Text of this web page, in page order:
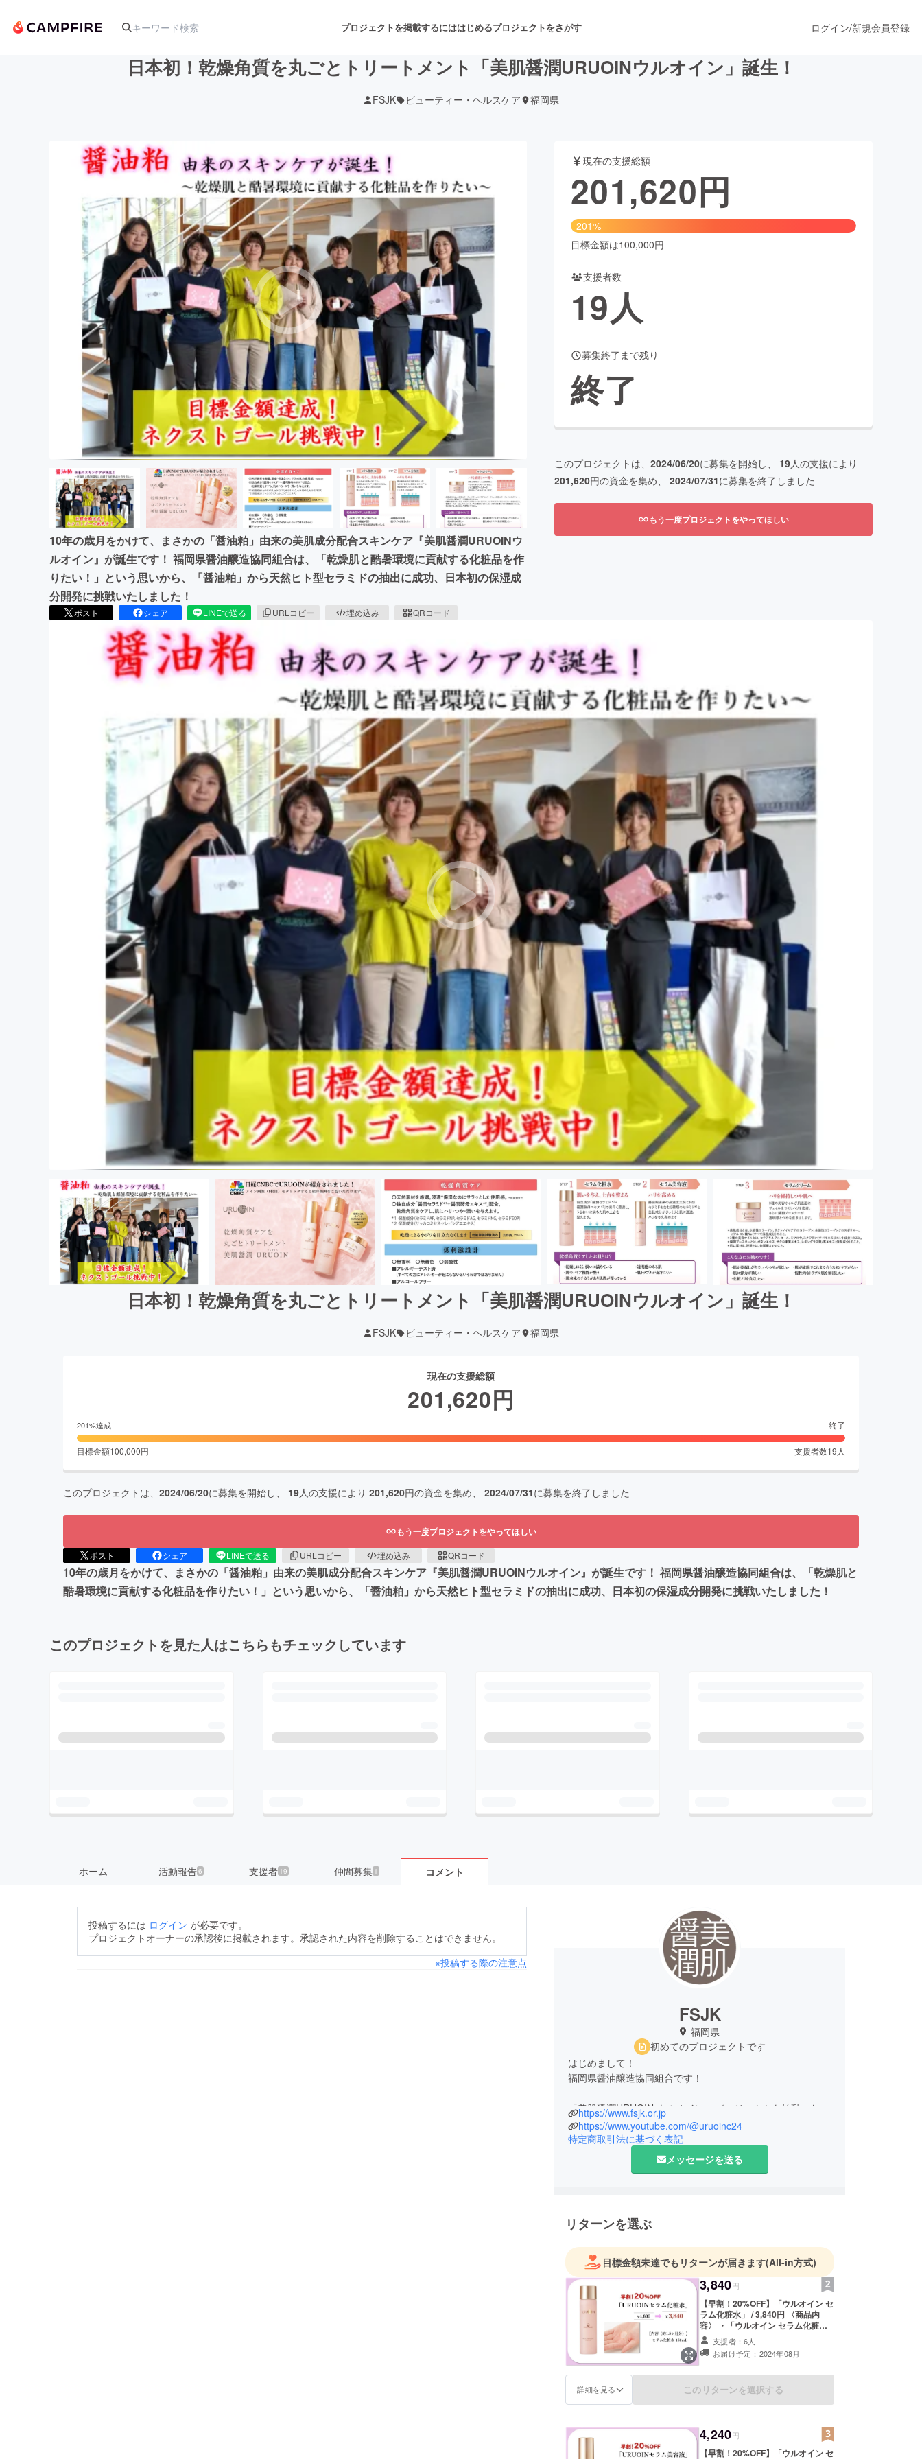
プロジェクトを掲載するにははじめるプロジェクトをさがす
アート・写真 音楽 舞台・パフォーマンス
テクノロジー・ガジェット ゲーム・サービス開発 フード・飲食店 ファッション
映像・映画 書籍・雑誌出版
ビジネス・起業 チャレンジ ビューティー・ヘルスケア
まちづくり・地域活性化
CAMPFIRE for Social Good CAMPFIRE Creation
CAMPFIREふるさと納税machi-ya
ログイン/新規会員登録
日本初！乾燥角質を丸ごとトリートメント「美肌醤潤URUOINウルオイン」誕生！
FSJK ビューティー・ヘルスケア 福岡県
10年の歳月をかけて、まさかの「醤油粕」由来の美肌成分配合スキンケア『美肌醤潤URUOINウ
ルオイン』が誕生です！ 福岡県醤油醸造協同組合は、「乾燥肌と酷暑環境に貢献する化粧品を作
りたい！」という思いから、「醤油粕」から天然ヒト型セラミドの抽出に成功、日本初の保湿成
分開発に挑戦いたしました！
ポスト シェア LINEで送る URLコピー 埋め込み QRコード
現在の支援総額
201,620円
201%
目標金額は100,000円
支援者数
19人
募集終了まで残り
終了
このプロジェクトは、 2024/06/20に募集を開始し、 19人の支援により
201,620円の資金を集め、 2024/07/31に募集を終了しました
もう一度プロジェクトをやってほしい
日本初！乾燥角質を丸ごとトリートメント「美肌醤潤URUOINウルオイン」誕生！
FSJK ビューティー・ヘルスケア 福岡県
現在の支援総額
201,620円
201%達成 終了
目標金額100,000円 支援者数19 人
このプロジェクトは、 2024/06/20に募集を開始し、 19人の支援により 201,620円の資金を集め、 2024/07/31に募集を終了しました
もう一度プロジェクトをやってほしい
ポスト シェア LINEで送る URLコピー 埋め込み QRコード
10年の歳月をかけて、まさかの「醤油粕」由来の美肌成分配合スキンケア『美肌醤潤URUOINウルオイン』が誕生です！ 福岡県醤油醸造協同組合は、「乾燥肌と
酷暑環境に貢献する化粧品を作りたい！」という思いから、「醤油粕」から天然ヒト型セラミドの抽出に成功、日本初の保湿成分開発に挑戦いたしました！
このプロジェクトを見た人はこちらもチェックしています
ホーム 活動報告6 支援者 19 仲間募集 1 コメント
投稿するには ログイン が必要です。
プロジェクトオーナーの承認後に掲載されます。承認された内容を削除することはできません。
※投稿する際の注意点
FSJK
福岡県
初めてのプロジェクトです
はじめまして！
福岡県醤油醸造協同組合です！
「美肌醤潤URUOIN ウルオイン」プロジェクトを始動いたし
ました！
まさか、醤油粕からスキンケア？と思われるかも知れませ
ジェクトチームにより女性目線で、この成分を高配合した
「本当に使いたいスキンケア」が誕生しました。肌のバリア
機能をケアし、ベタつかないのにしっかり保湿。アルコール
フリーで低刺激。「効能評価試験済」でエイジングケアにも
お使い頂けます。
肌の機能を根本から整えたい。この機会にぜひ、貴方の肌で
実感してください！
https://www.fsjk.or.jp
https://www.youtube.com/@uruoinc24
特定商取引法に基づく表記
メッセージを送る
リターンを選ぶ
目標金額未達でもリターンが届きます(All-in方式)
3,840円
【早割！20%OFF】「ウルオイン セ
ラム化粧水」 / 3,840円 〈商品内
容〉 ・「ウルオイン セラム化粧
水」 150mL 約1.5か月分 （通常価
支援者：6人
お届け予定：2024年08月
詳細を見る このリターンを選択する
4,240円
【早割！20%OFF】「ウルオイン セ